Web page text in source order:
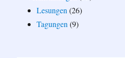
Lesungen (26)
Tagungen (9)